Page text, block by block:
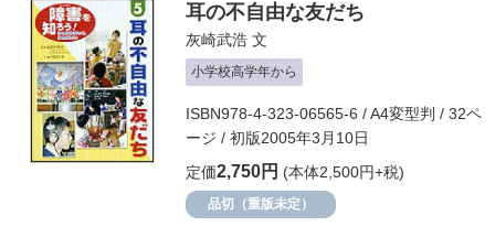
耳の不自由な友だち
灰崎武浩 文
小学校高学年から
ISBN978-4-323-06565-6 / A4変型判 / 32ペ
ージ / 初版2005年3月10日
定価2,750円 (本体2,500円+税)
品切（重版未定）